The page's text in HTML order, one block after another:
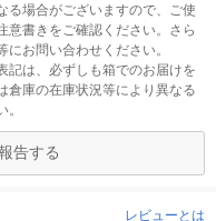
る場合がございますので、ご使
意書きをご確認ください。さら
お問い合わせください。
記は、必ずしも箱でのお届けを
倉庫の在庫状況等により異なる
告する
レビューとは